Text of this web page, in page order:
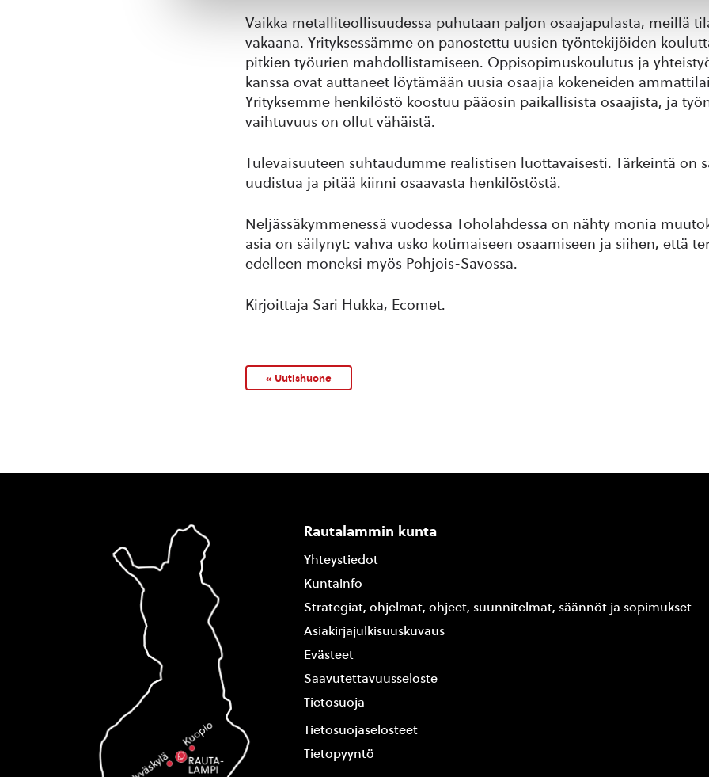
Vaikka metalliteollisuudessa puhutaan paljon osaajapulasta, meillä
vakaana. Yrityksessämme on panostettu uusien työntekijöiden
pitkien työurien mahdollistamiseen. Oppisopimuskoulutus ja
kanssa ovat auttaneet löytämään uusia osaajia kokeneiden
Yrityksemme henkilöstö koostuu pääosin paikallisista osaajista, ja
vaihtuvuus on ollut vähäistä.
Tulevaisuuteen suhtaudumme realistisen luottavaisesti. Tärkeintä on
uudistua ja pitää kiinni osaavasta henkilöstöstä.
Neljässäkymmenessä vuodessa Toholahdessa on nähty monia
asia on säilynyt: vahva usko kotimaiseen osaamiseen ja siihen, että
edelleen moneksi myös Pohjois-Savossa.
Kirjoittaja Sari Hukka, Ecomet.
« Uutishuone
Rautalammin kunta
Yhteystiedot
Kuntainfo
Strategiat, ohjelmat, ohjeet, suunnitelmat, säännöt ja sopimukset
Asiakirjajulkisuuskuvaus
Evästeet
Saavutettavuusseloste
Tietosuoja
Tietosuojaselosteet
Tietopyyntö